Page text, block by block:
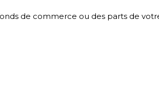
de commerce ou des parts de